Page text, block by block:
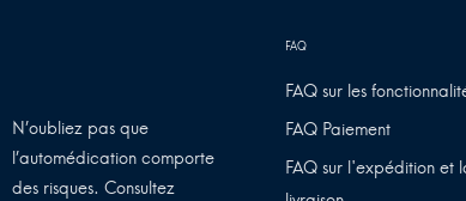
N’oubliez pas que
l’automédication comporte
des risques. Consultez
FAQ sur les
FAQ Paiement
FAQ sur l'expédition et